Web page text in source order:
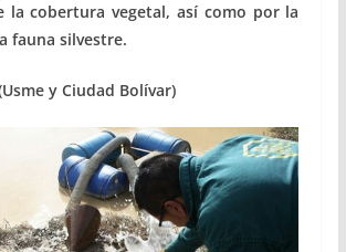
la cobertura vegetal, así como por la
fauna silvestre.
y Ciudad Bolívar)